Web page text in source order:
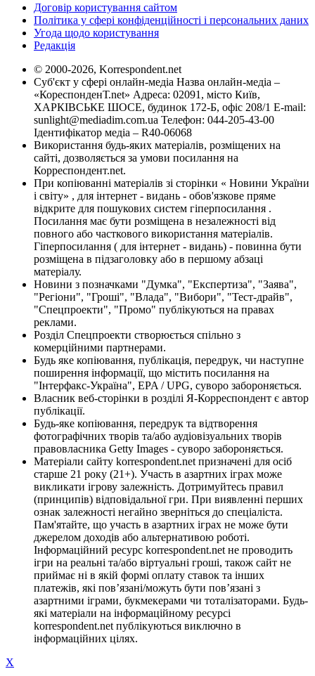
Договір користування сайтом
Політика у сфері конфіденційності і персональних даних
Угода щодо користування
Редакція
© 2000-2026, Korrespondent.net
Суб'єкт у сфері онлайн-медіа Назва онлайн-медіа –
«КореспонденТ.net» Адреса: 02091, місто Київ,
ХАРКІВСЬКЕ ШОСЕ, будинок 172-Б, офіс 208/1 E-mail:
sunlight@mediadim.com.ua Телефон: 044-205-43-00
Ідентифікатор медіа – R40-06068
Використання будь-яких матеріалів, розміщених на
сайті, дозволяється за умови посилання на
Корреспондент.net.
При копіюванні матеріалів зі сторінки « Новини України
і світу» , для інтернет - видань - обов'язкове пряме
відкрите для пошукових систем гіперпосилання .
Посилання має бути розміщена в незалежності від
повного або часткового використання матеріалів.
Гіперпосилання ( для інтернет - видань) - повинна бути
розміщена в підзаголовку або в першому абзаці
матеріалу.
Новини з позначками "Думка", "Експертиза", "Заява",
"Регіони", "Гроші", "Влада", "Вибори", "Тест-драйв",
"Спецпроекти", "Промо" публікуються на правах
реклами.
Розділ Спецпроекти створюється спільно з
комерційними партнерами.
Будь яке копіювання, публікація, передрук, чи наступне
поширення інформації, що містить посилання на
"Інтерфакс-Україна", EPA / UPG, суворо забороняється.
Власник веб-сторінки в розділі Я-Корреспондент є автор
публікації.
Будь-яке копіювання, передрук та відтворення
фотографічних творів та/або аудіовізуальних творів
правовласника Getty Images - суворо забороняється.
Матеріали сайту korrespondent.net призначені для осіб
старше 21 року (21+). Участь в азартних іграх може
викликати ігрову залежність. Дотримуйтесь правил
(принципів) відповідальної гри. При виявленні перших
ознак залежності негайно зверніться до спеціаліста.
Пам'ятайте, що участь в азартних іграх не може бути
джерелом доходів або альтернативою роботі.
Інформаційний ресурс korrespondent.net не проводить
ігри на реальні та/або віртуальні гроші, також сайт не
приймає ні в якій формі оплату ставок та інших
платежів, які пов’язані/можуть бути пов’язані з
азартними іграми, букмекерами чи тоталізаторами. Будь-
які матеріали на інформаційному ресурсі
korrespondent.net публікуються виключно в
інформаційних цілях.
X